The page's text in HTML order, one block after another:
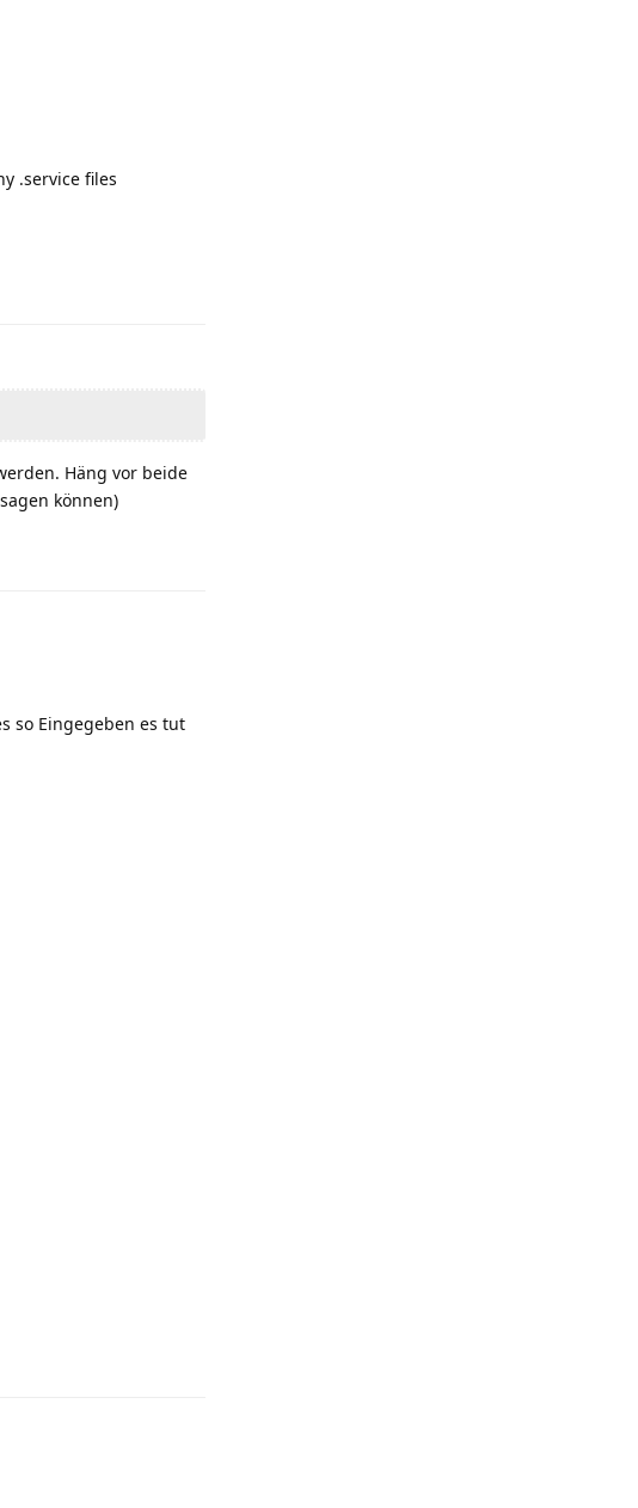
.service files
Häng vor beide
können)
so Eingegeben es tut